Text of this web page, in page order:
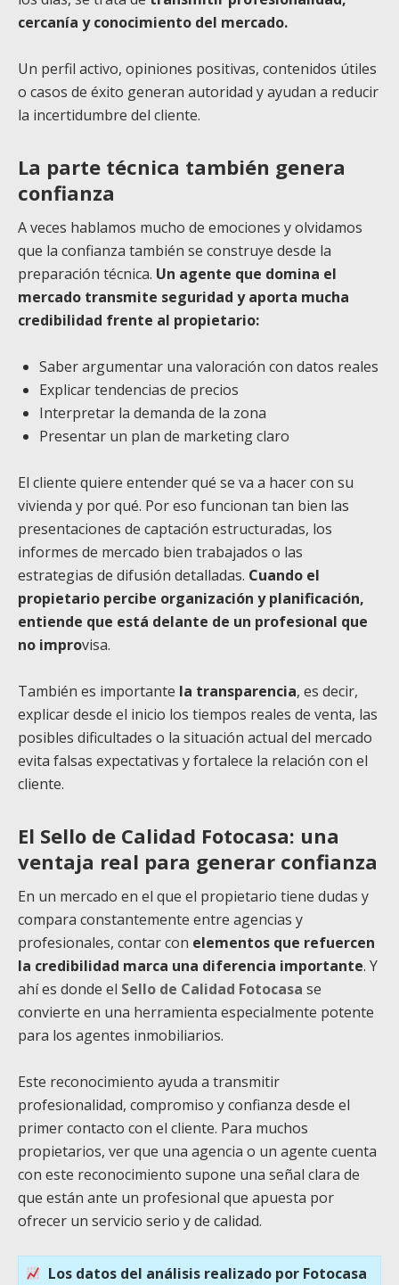
cercanía y conocimiento del mercado.
Un perfil activo, opiniones positivas, contenidos útiles
o casos de éxito generan autoridad y ayudan a reducir
la incertidumbre del cliente.
La parte técnica también genera
confianza
A veces hablamos mucho de emociones y olvidamos
que la confianza también se construye desde la
preparación técnica. Un agente que domina el
mercado transmite seguridad y aporta mucha
credibilidad frente al propietario:
Saber argumentar una valoración con datos reales
Explicar tendencias de precios
Interpretar la demanda de la zona
Presentar un plan de marketing claro
El cliente quiere entender qué se va a hacer con su
vivienda y por qué. Por eso funcionan tan bien las
presentaciones de captación estructuradas, los
informes de mercado bien trabajados o las
estrategias de difusión detalladas. Cuando el
propietario percibe organización y planificación,
entiende que está delante de un profesional que
no improvisa.
También es importante la transparencia, es decir,
explicar desde el inicio los tiempos reales de venta, las
posibles dificultades o la situación actual del mercado
evita falsas expectativas y fortalece la relación con el
cliente.
El Sello de Calidad Fotocasa: una
ventaja real para generar confianza
En un mercado en el que el propietario tiene dudas y
compara constantemente entre agencias y
profesionales, contar con elementos que refuercen
la credibilidad marca una diferencia importante. Y
ahí es donde el Sello de Calidad Fotocasa se
convierte en una herramienta especialmente potente
para los agentes inmobiliarios.
Este reconocimiento ayuda a transmitir
profesionalidad, compromiso y confianza desde el
primer contacto con el cliente. Para muchos
propietarios, ver que una agencia o un agente cuenta
con este reconocimiento supone una señal clara de
que están ante un profesional que apuesta por
ofrecer un servicio serio y de calidad.
Los datos del análisis realizado por Fotocasa